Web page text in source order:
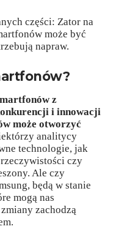
części: Zator na
może być
napraw.
z
i innowacji
może otworzyć
analitycy
technologie, jak
czy
Ale czy
będą w stanie
mogą nas
zachodzą